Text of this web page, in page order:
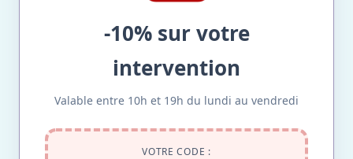
-10% sur votre
intervention
Valable entre 10h et 19h du lundi au vendredi
VOTRE CODE :